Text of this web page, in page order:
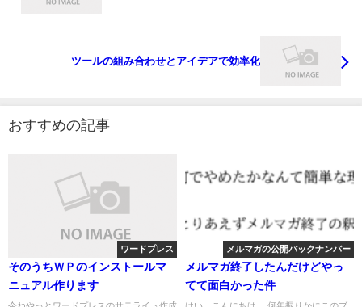
ツールの組み合わせとアイデアで効率化
おすすめの記事
ワードプレス
そのうちＷＰのインストールマ
ニュアル作ります
メルマガの公開バックナンバー
メルマガ終了したんだけどやっ
てて面白かった件